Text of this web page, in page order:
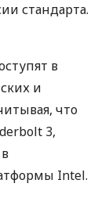
стандарта.
в
и
что
3,
Intel.